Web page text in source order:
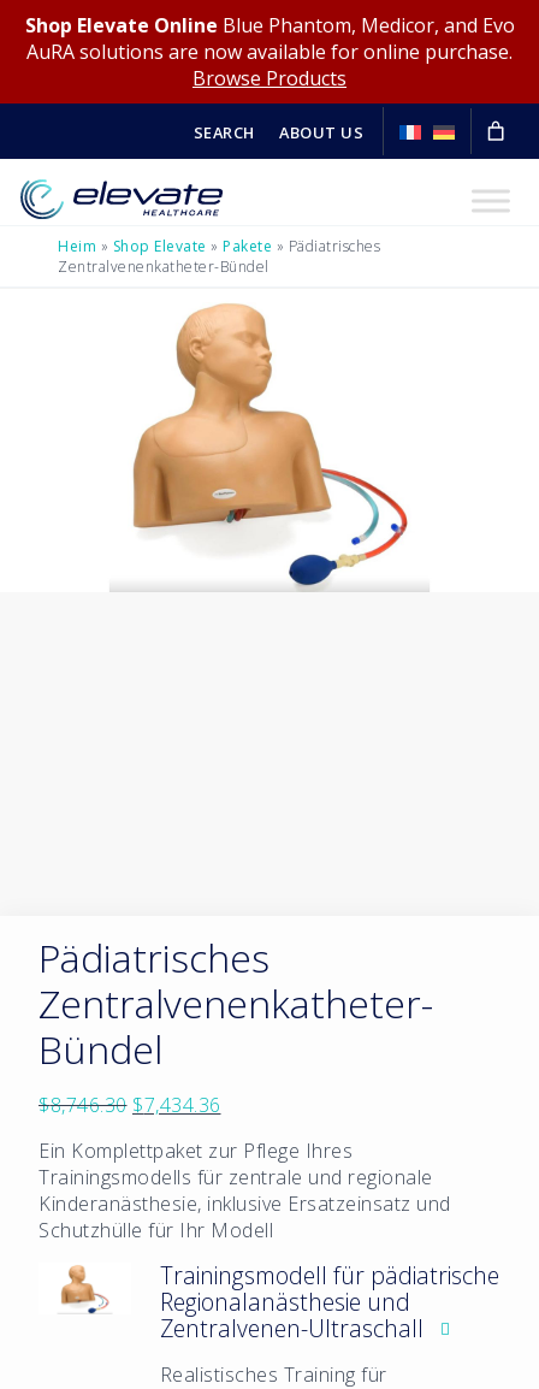
Shop Elevate Online Blue Phantom, Medicor, and Evo
AuRA solutions are now available for online purchase.
Browse Products
SEARCH ABOUT US
Heim » Shop Elevate » Pakete » Pädiatrisches
Zentralvenenkatheter-Bündel
Pädiatrisches
Zentralvenenkatheter-
Bündel
$8,746.30 Ursprünglicher
war:
$8,746.30
$7,434.36
ist:
$7,434.36.
Ein Komplettpaket zur Pflege Ihres
Trainingsmodells für zentrale und regionale
Kinderanästhesie, inklusive Ersatzeinsatz und
Schutzhülle für Ihr Modell
Trainingsmodell für pädiatrische
Regionalanästhesie und
Zentralvenen-Ultraschall
Realistisches Training für